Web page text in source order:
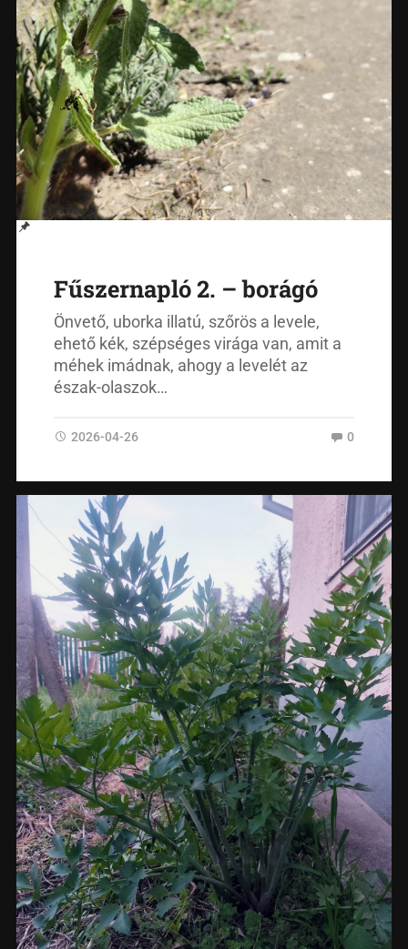
Fűszernapló 2. – borágó
Önvető, uborka illatú, szőrös a levele,
ehető kék, szépséges virága van, amit a
méhek imádnak, ahogy a levelét az
észak-olaszok…
2026-04-26 0